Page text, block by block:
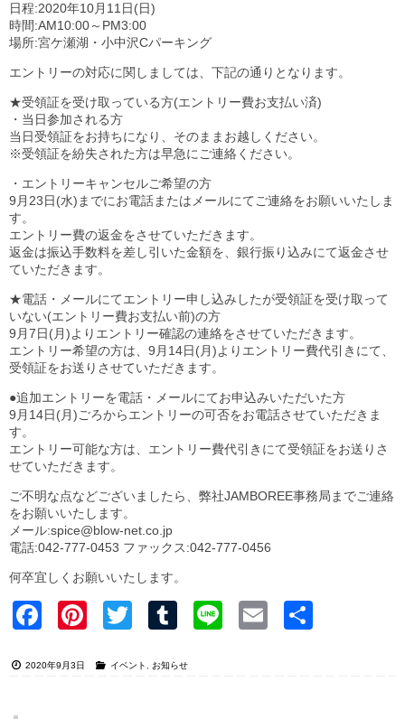
日程:2020年10月11日(日)
時間:AM10:00～PM3:00
場所:宮ケ瀬湖・小中沢Cパーキング
エントリーの対応に関しましては、下記の通りとなります。
★受領証を受け取っている方(エントリー費お支払い済)
・当日参加される方
当日受領証をお持ちになり、そのままお越しください。
※受領証を紛失された方は早急にご連絡ください。
・エントリーキャンセルご希望の方
9月23日(水)までにお電話またはメールにてご連絡をお願いいたしま
す。
エントリー費の返金をさせていただきます。
返金は振込手数料を差し引いた金額を、銀行振り込みにて返金させ
ていただきます。
★電話・メールにてエントリー申し込みしたが受領証を受け取って
いない(エントリー費お支払い前)の方
9月7日(月)よりエントリー確認の連絡をさせていただきます。
エントリー希望の方は、9月14日(月)よりエントリー費代引きにて、
受領証をお送りさせていただきます。
●追加エントリーを電話・メールにてお申込みいただいた方
9月14日(月)ごろからエントリーの可否をお電話させていただきま
す。
エントリー可能な方は、エントリー費代引きにて受領証をお送りさ
せていただきます。
ご不明な点などございましたら、弊社JAMBOREE事務局までご連絡
をお願いいたします。
メール:spice@blow-net.co.jp
電話:042-777-0453 ファックス:042-777-0456
何卒宜しくお願いいたします。
Faceb Pinter Twitter Tumblr Line Email
2020年9月3日 イベント お知らせ